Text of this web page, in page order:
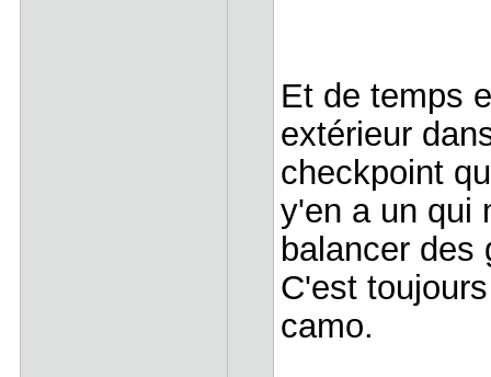
Et de temps
extérieur
checkpoint
y'en a un qui
balancer
C'est
camo.